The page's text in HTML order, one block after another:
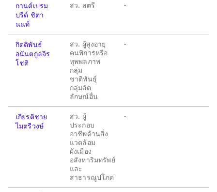
กานต์เปรม
ปรีด์ ชิตา
นนท์
สว. สตรี -
กิตติพันธ์
อนันตกูลจิร
โชติ
สว. ผู้สูงอายุ
คนพิการหรือ
ทุพพลภาพ
กลุ่ม
ชาติพันธุ์
กลุ่มอัต
ลักษณ์อื่น
-
เกียรติชาย
ไมตรีวงษ์
สว. ผู้
ประกอบ
อาชีพด้านสิ่ง
แวดล้อม
ผังเมือง
อสังหาริมทรัพย์
และ
สาธารณูปโภค
-